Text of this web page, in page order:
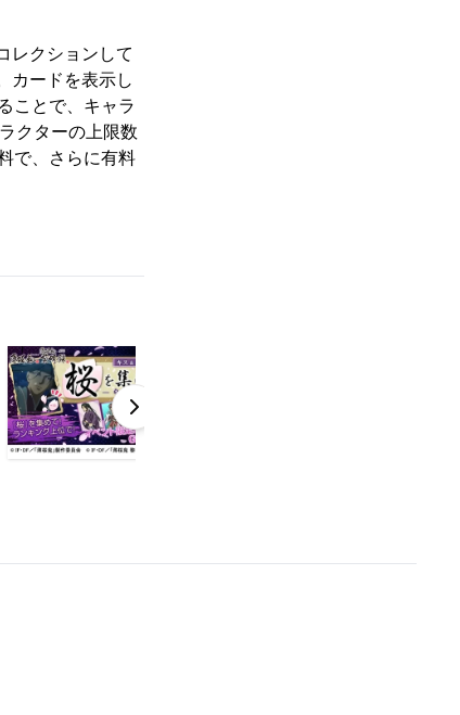
レクションして
カードを表示し
ことで、キャラ
クターの上限数
で、さらに有料